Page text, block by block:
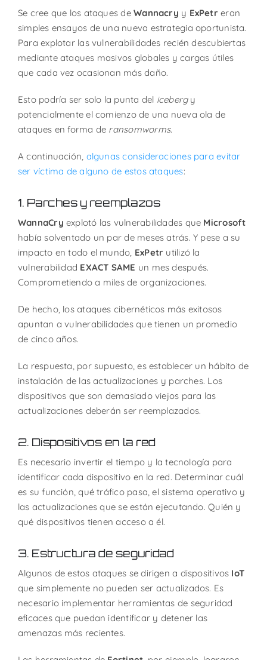
Se cree que los ataques deWannacry y ExPetr eran
simples ensayos de una nueva estrategia oportunista.
Para explotar las vulnerabilidades recién descubiertas
mediante ataques masivos globales y cargas útiles
que cada vez ocasionan más daño.
Esto podría ser solo la punta del icebergy
potencialmente el comienzo de una nueva ola de
ataques en forma de ransomworms.
A continuación, algunas consideraciones para evitar
ser víctima de alguno de estos ataques:
1. Parches y reemplazos
WannaCry explotó las vulnerabilidades que Microsoft
había solventado un par de meses atrás. Y pese a su
impacto en todo el mundo, ExPetr utilizó la
vulnerabilidad EXACT SAME un mes después.
Comprometiendo a miles de organizaciones.
De hecho, los ataques cibernéticos más exitosos
apuntan a vulnerabilidades que tienen un promedio
de cinco años.
La respuesta, por supuesto, es establecer un hábito de
instalación de las actualizaciones y parches. Los
dispositivos que son demasiado viejos para las
actualizaciones deberán ser reemplazados.
2. Dispositivos en la red
Es necesario invertir el tiempo y la tecnología para
identificar cada dispositivo en la red. Determinar cuál
es su función, qué tráfico pasa, el sistema operativo y
las actualizaciones que se están ejecutando. Quién y
qué dispositivos tienen acceso a él.
3. Estructura de seguridad
Algunos de estos ataques se dirigen a dispositivos IoT
que simplemente no pueden ser actualizados. Es
necesario implementar herramientas de seguridad
eficaces que puedan identificar y detener las
amenazas más recientes.